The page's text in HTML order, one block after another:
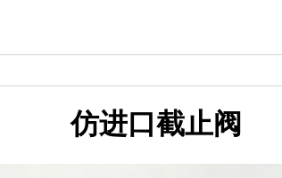
仿进口截止阀